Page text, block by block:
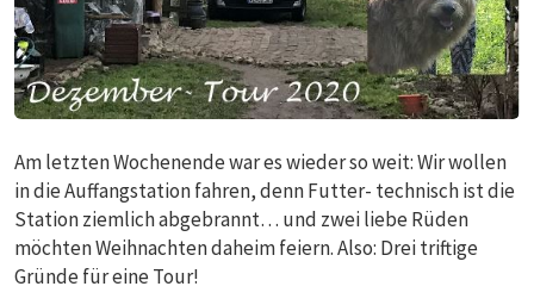
Am letzten Wochenende war es wieder so weit: Wir wollen
in die Auffangstation fahren, denn Futter- technisch ist die
Station ziemlich abgebrannt… und zwei liebe Rüden
möchten Weihnachten daheim feiern. Also: Drei triftige
Gründe für eine Tour!